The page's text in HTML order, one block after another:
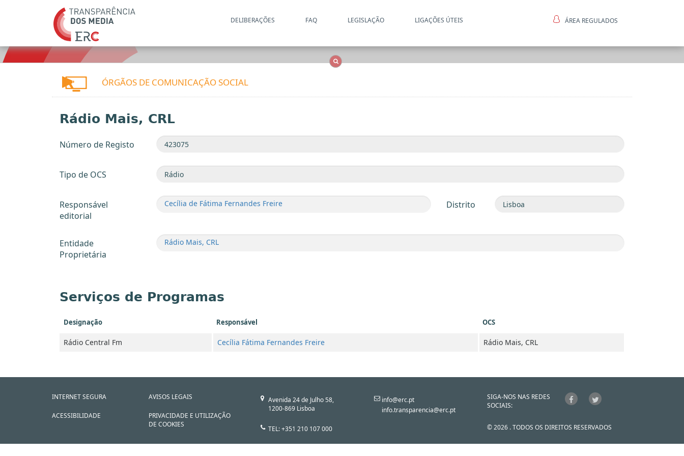
DELIBERAÇÕES FAQ LEGISLAÇÃO LIGAÇÕES ÚTEIS ÁREA REGULADOS
ÓRGÃOS DE COMUNICAÇÃO SOCIAL
Rádio Mais, CRL
Número de Registo
Tipo de OCS
Responsável
editorial
Cecília de Fátima Fernandes Freire Distrito
Entidade
Proprietária
Rádio Mais, CRL
Serviços de Programas
Designação Responsável OCS
Rádio Central Fm Cecília Fátima Fernandes Freire Rádio Mais, CRL
INTERNET SEGURA
ACESSIBILIDADE
AVISOS LEGAIS
PRIVACIDADE E UTILIZAÇÃO
DE COOKIES
Avenida 24 de Julho 58,
1200-869 Lisboa
TEL: +351 210 107 000
info@erc.pt
info.transparencia@erc.pt
SIGA-NOS NAS REDES
SOCIAIS:
© 2026 . TODOS OS DIREITOS RESERVADOS